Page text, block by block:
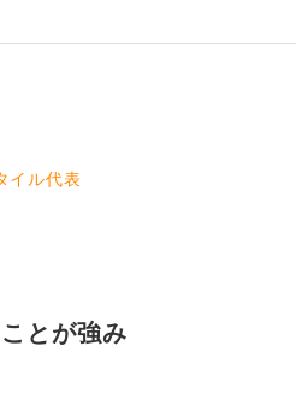
イル代表
とが強み